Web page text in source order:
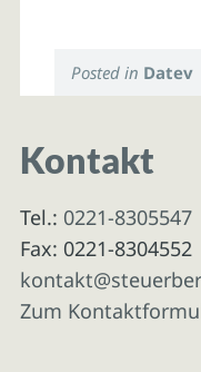
Posted in Datev
Kontakt
Tel.: 0221-8305547
Fax: 0221-8304552
Zum